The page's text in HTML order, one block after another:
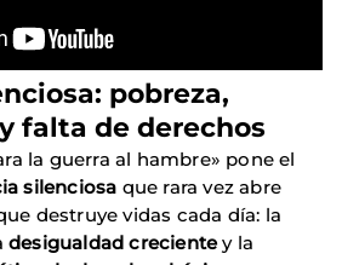
pobreza,
falta de derechos
la guerra al hambre» pone el
silenciosa que rara vez abre
destruye vidas cada día: la
desigualdad crecientey la